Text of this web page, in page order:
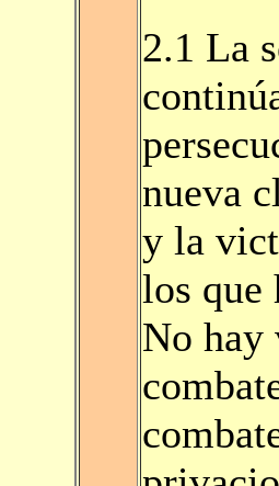
2.1 La
nueva
y la
los que
No